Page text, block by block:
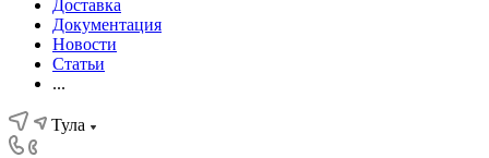
Доставка
Документация
Новости
Статьи
...
Тула